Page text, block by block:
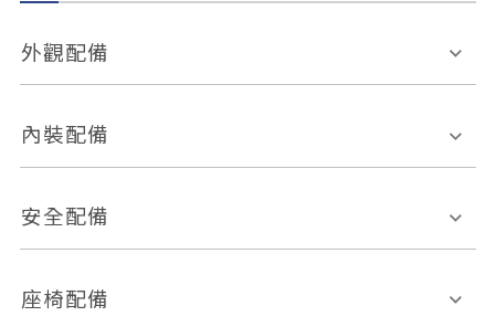
外觀配備
電動天窗
後視鏡方向指示燈
內裝配備
多功能方向盤
恆溫空調
安全配備
前座正面氣囊
座椅配備